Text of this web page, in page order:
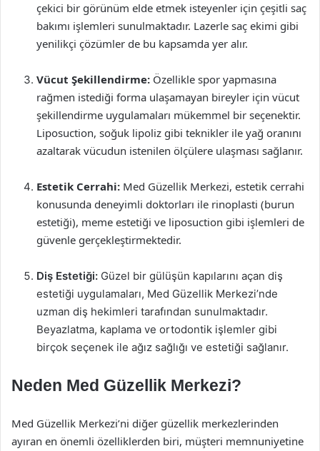
çekici bir görünüm elde etmek isteyenler için çeşitli saç
bakımı işlemleri sunulmaktadır. Lazerle saç ekimi gibi
yenilikçi çözümler de bu kapsamda yer alır.
Vücut Şekillendirme: Özellikle spor yapmasına
rağmen istediği forma ulaşamayan bireyler için vücut
şekillendirme uygulamaları mükemmel bir seçenektir.
Liposuction, soğuk lipoliz gibi teknikler ile yağ oranını
azaltarak vücudun istenilen ölçülere ulaşması sağlanır.
Estetik Cerrahi: Med Güzellik Merkezi, estetik cerrahi
konusunda deneyimli doktorları ile rinoplasti (burun
estetiği), meme estetiği ve liposuction gibi işlemleri de
güvenle gerçekleştirmektedir.
Diş Estetiği: Güzel bir gülüşün kapılarını açan diş
estetiği uygulamaları, Med Güzellik Merkezi’nde
uzman diş hekimleri tarafından sunulmaktadır.
Beyazlatma, kaplama ve ortodontik işlemler gibi
birçok seçenek ile ağız sağlığı ve estetiği sağlanır.
Neden Med Güzellik Merkezi?
Med Güzellik Merkezi’ni diğer güzellik merkezlerinden
ayıran en önemli özelliklerden biri, müşteri memnuniyetine